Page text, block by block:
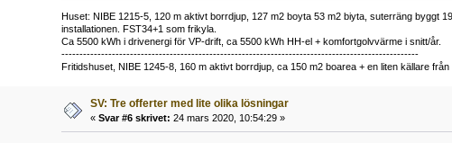
Huset: NIBE 1215-5, 120 m aktivt borrdjup, 127 m2 boyta 53 m2 biyta, suterräng byggt
installationen. FST34+1 som frikyla.
Ca 5500 kWh i drivenergi för VP-drift, ca 5500 kWh HH-el + komfortgolvvärme i snitt/år.
---------------------------------------------------------------------------------------------------
Fritidshuset, NIBE 1245-8, 160 m aktivt borrdjup, ca 150 m2 boarea + en liten källare från
SV: Tre offerter med lite olika lösningar
« Svar #6 skrivet: 24 mars 2020, 10:54:29 »